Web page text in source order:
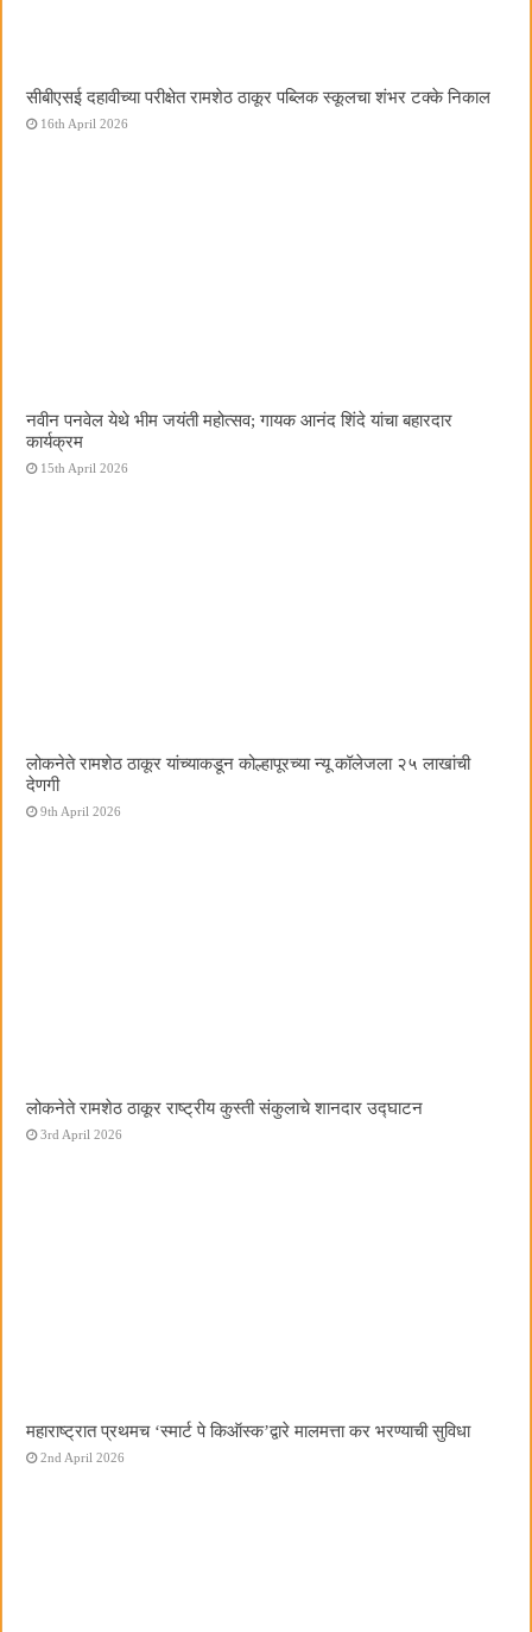
सीबीएसई दहावीच्या परीक्षेत रामशेठ ठाकूर पब्लिक स्कूलचा शंभर टक्के निकाल
16th April 2026
नवीन पनवेल येथे भीम जयंती महोत्सव; गायक आनंद शिंदे यांचा बहारदार
कार्यक्रम
15th April 2026
लोकनेते रामशेठ ठाकूर यांच्याकडून कोल्हापूरच्या न्यू कॉलेजला २५ लाखांची
देणगी
9th April 2026
लोकनेते रामशेठ ठाकूर राष्ट्रीय कुस्ती संकुलाचे शानदार उद्घाटन
3rd April 2026
महाराष्ट्रात प्रथमच ‌‘स्मार्ट पे किऑस्क‌’द्वारे मालमत्ता कर भरण्याची सुविधा
2nd April 2026